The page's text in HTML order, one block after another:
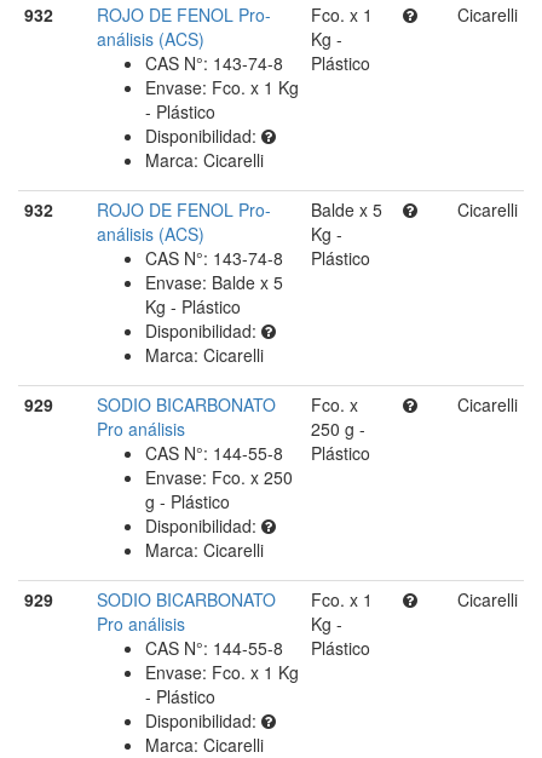
932
ROJO DE FENOL Pro-
análisis (ACS)
CAS N°: 143-74-8
Envase: Fco. x 1 Kg
- Plástico
Disponibilidad:
Marca: Cicarelli
Fco. x 1
Kg -
Plástico
Cicarelli
932
ROJO DE FENOL Pro-
análisis (ACS)
CAS N°: 143-74-8
Envase: Balde x 5
Kg - Plástico
Disponibilidad:
Marca: Cicarelli
Balde x 5
Kg -
Plástico
Cicarelli
929
SODIO BICARBONATO
Pro análisis
CAS N°: 144-55-8
Envase: Fco. x 250
g - Plástico
Disponibilidad:
Marca: Cicarelli
Fco. x
250 g -
Plástico
Cicarelli
929
SODIO BICARBONATO
Pro análisis
CAS N°: 144-55-8
Envase: Fco. x 1 Kg
- Plástico
Disponibilidad:
Marca: Cicarelli
Fco. x 1
Kg -
Plástico
Cicarelli